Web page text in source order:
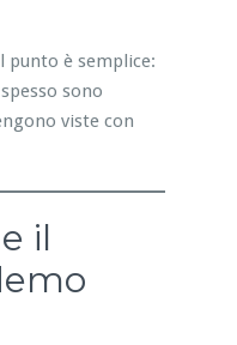
punto è semplice:
sono
viste con
il